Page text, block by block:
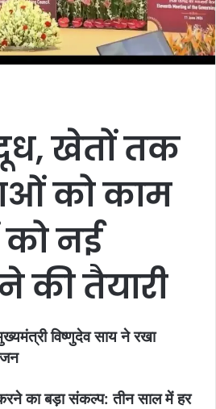
खेतों तक
को काम
को नई
की तैयारी
विष्णुदेव साय ने रखा
का बड़ा संकल्प: तीन साल में हर